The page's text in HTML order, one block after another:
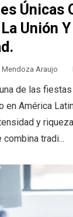
Únicas
Unión
Araujo
de las
en América
y
tradi...